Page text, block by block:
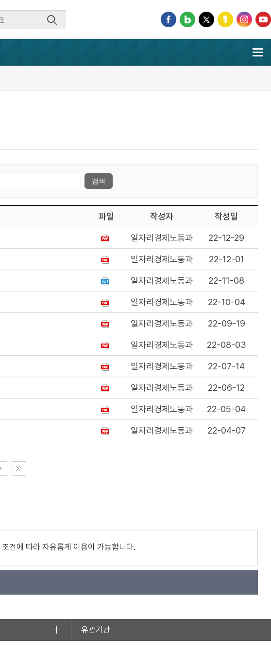
파일 작성자 작성일
일자리경제노동과 22-12-29
일자리경제노동과 22-12-01
일자리경제노동과 22-11-08
일자리경제노동과 22-10-04
일자리경제노동과 22-09-19
일자리경제노동과 22-08-03
일자리경제노동과 22-07-14
일자리경제노동과 22-06-12
일자리경제노동과 22-05-04
일자리경제노동과 22-04-07
조건에 따라 자유롭게 이용이 가능합니다.
유관기관